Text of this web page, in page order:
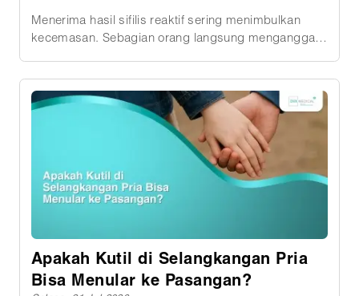
Menerima hasil sifilis reaktif sering menimbulkan
kecemasan. Sebagian orang langsung menganggap
&ldquoreaktif&rdquo pada laporan laboratorium
belum selalu memberikan diagnosis akhir. Arti hasil
tersebut bergantung pada jenis pemeriksaan yang
digunakan, hasil tes pendamping, riwayat
pengobatan sebelumnya, waktu kemungkinan
paparan, serta kondisi klinis pasien. Karena itu,
dokter perlu menilai seluruh informasi sebelum
infeksi aktif, infeksi lama yang sudah diobati, atau
hasil positif palsu. Baca juga: Sifilis: Gejala,
Pengobatan, dan Bahayanya Jika Tidak Diobati
Apakah Kutil di Selangkangan Pria
Bisa Menular ke Pasangan?